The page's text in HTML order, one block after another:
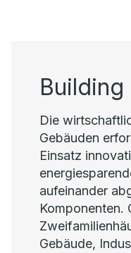
Die
Gebäuden
Einsatz
aufeinander
Komponenten.
Gebäude,